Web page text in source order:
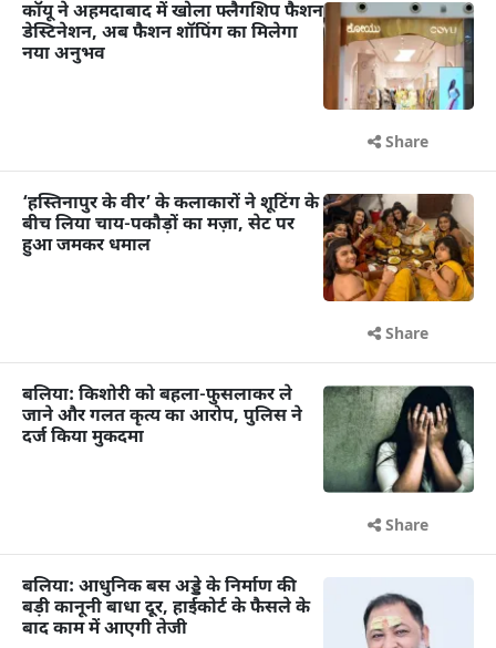
कॉयू ने अहमदाबाद में खोला फ्लैगशिप फैशन
डेस्टिनेशन, अब फैशन शॉपिंग का मिलेगा
नया अनुभव
Share
‘हस्तिनापुर के वीर’ के कलाकारों ने शूटिंग के
बीच लिया चाय-पकौड़ों का मज़ा, सेट पर
हुआ जमकर धमाल
Share
बलिया: किशोरी को बहला-फुसलाकर ले
जाने और गलत कृत्य का आरोप, पुलिस ने
दर्ज किया मुकदमा
Share
बलिया: आधुनिक बस अड्डे के निर्माण की
बड़ी कानूनी बाधा दूर, हाईकोर्ट के फैसले के
बाद काम में आएगी तेजी